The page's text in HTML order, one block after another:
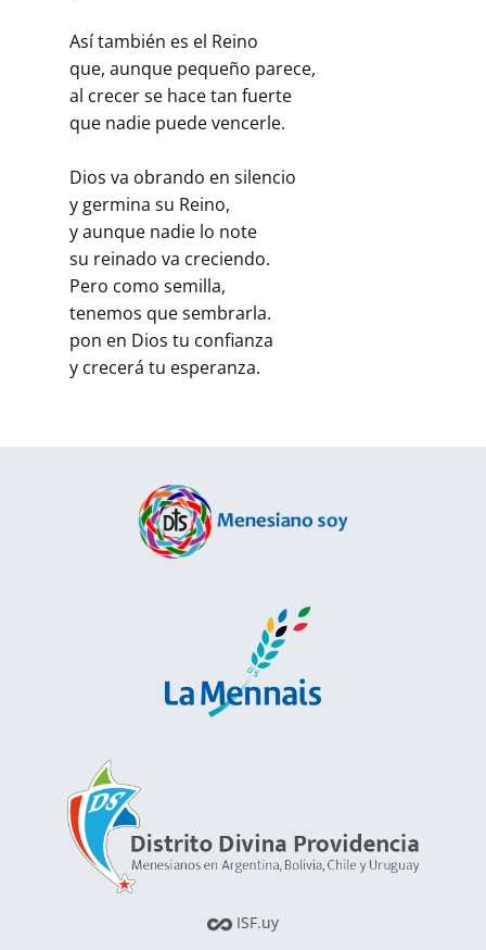
Así también es el Reino
que, aunque pequeño parece,
al crecer se hace tan fuerte
que nadie puede vencerle.
Dios va obrando en silencio
y germina su Reino,
y aunque nadie lo note
su reinado va creciendo.
Pero como semilla,
tenemos que sembrarla.
pon en Dios tu confianza
y crecerá tu esperanza.
ISF.uy